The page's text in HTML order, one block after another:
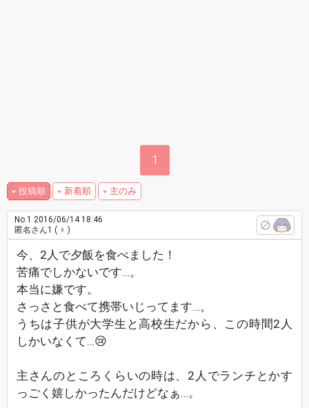
1
投稿順 新着順 主のみ
No.1 2016/06/14 18:46
匿名さん1 ( ♀ )
今、2人で夕飯を食べました！
苦痛でしかないです…。
本当に嫌です。
さっさと食べて携帯いじってます…。
うちは子供が大学生と高校生だから、この時間2人
しかいなくて…😢
主さんのところくらいの時は、2人でランチとかす
っごく嬉しかったんだけどなぁ…。